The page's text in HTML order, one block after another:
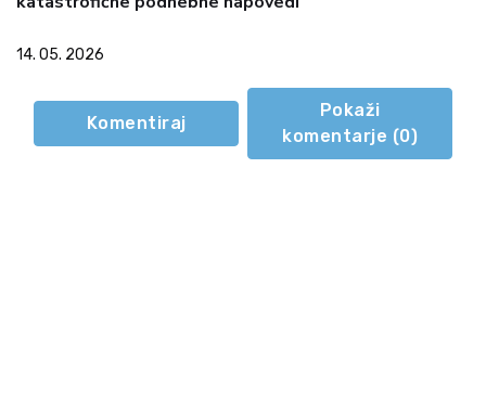
14. 05. 2026
Komentiraj
Pokaži
komentarje (0)